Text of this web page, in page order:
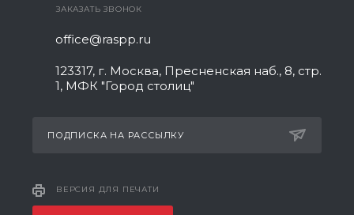
ЗАКАЗАТЬ ЗВОНОК
office@raspp.ru
123317, г. Москва, Пресненская наб., 8, стр.
1, МФК "Город столиц"
ПОДПИСКА НА РАССЫЛКУ
ВЕРСИЯ ДЛЯ ПЕЧАТИ